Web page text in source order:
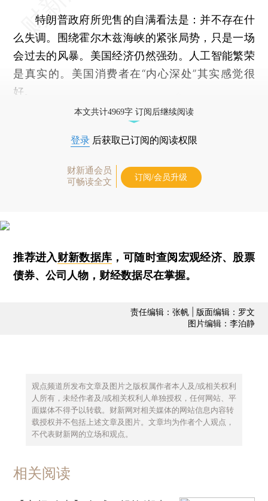
特朗普政府所兜售的自满看法是：并不存在什
么失调。围绕霍尔木兹海峡的紧张局势，只是一场
会过去的风暴。美国经济仍然强劲。人工智能繁荣
是真实的。美国消费者在“内心深处”其实感觉很
好。
本文共计4969字 订阅后继续阅读
登录 后获取已订阅的阅读权限
财新通会员
可畅读全文
订阅/会员升级
推荐进入财新数据库 ，可随时查阅宏观经济、股票
债券、公司人物，财经数据尽在掌握。
责任编辑：张帆 | 版面编辑：罗文
图片编辑：李泊静
观点频道所发布文章及图片之版权属作者本人及/或相关权利
人所有，未经作者及/或相关权利人单独授权，任何网站、平
面媒体不得予以转载。财新网对相关媒体的网站信息内容转
载授权并不包括上述文章及图片。文章均为作者个人观点，
不代表财新网的立场和观点。
相关阅读